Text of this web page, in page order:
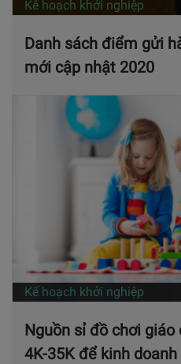
Kế hoạch khởi nghiệp
Danh sách điểm gửi
mới cập nhật 2020
Kế hoạch khởi nghiệp
Nguồn sỉ đồ chơi giáo
4K-35K để kinh doanh